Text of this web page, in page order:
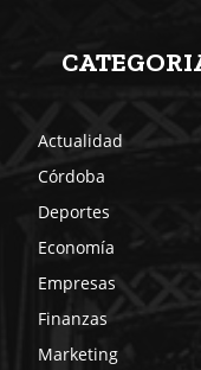
Actualidad
Córdoba
Deportes
Economía
Empresas
Finanzas
Marketing